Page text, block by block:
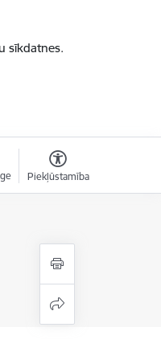
sīkdatnes.
Piekļūstamība